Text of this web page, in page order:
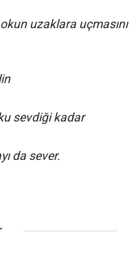
uzaklara uçmasını
sevdiği kadar
da sever.